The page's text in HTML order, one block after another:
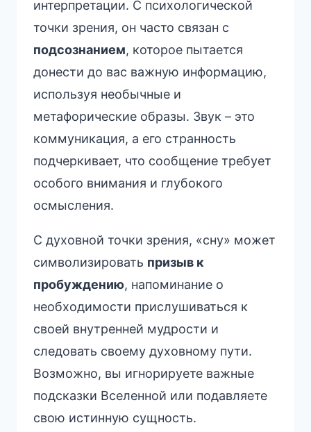
интерпретации. С психологической
точки зрения, он часто связан с
подсознанием, которое пытается
донести до вас важную информацию,
используя необычные и
метафорические образы. Звук – это
коммуникация, а его странность
подчеркивает, что сообщение требует
особого внимания и глубокого
осмысления.
С духовной точки зрения, «сну» может
символизировать призыв к
пробуждению, напоминание о
необходимости прислушиваться к
своей внутренней мудрости и
следовать своему духовному пути.
Возможно, вы игнорируете важные
подсказки Вселенной или подавляете
свою истинную сущность.